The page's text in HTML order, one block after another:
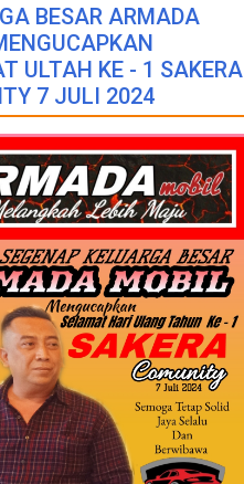
BESAR ARMADA
ULTAH KE - 1 SAKERA
7 JULI 2024